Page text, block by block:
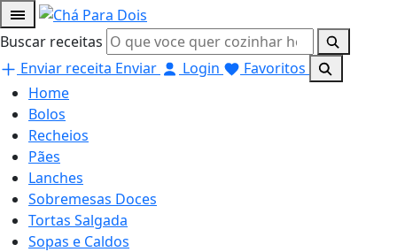
Buscar receitas
Enviar receita Enviar Login
Favoritos
Home
Bolos
Recheios
Pães
Lanches
Sobremesas Doces
Tortas Salgada
Sopas e Caldos